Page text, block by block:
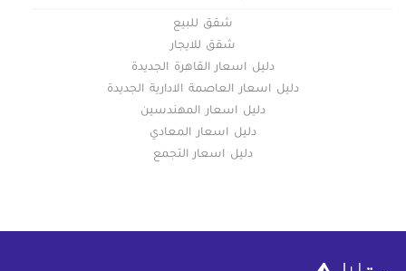
شقق للبيع
شقق للايجار
دليل اسعار القاهرة الجديدة
دليل اسعار العاصمة الادارية الجديدة
دليل اسعار المهندسين
دليل اسعار المعادي
دليل اسعار التجمع